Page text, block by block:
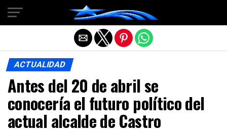
ACTUALIDAD
Antes del 20 de abril se
conocería el futuro político del
actual alcalde de Castro
Salir de la versión móvil